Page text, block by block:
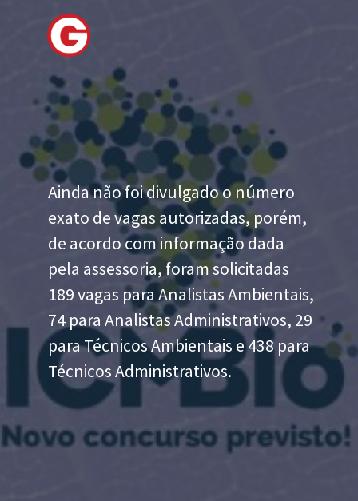
Ainda não foi divulgado o número
exato de vagas autorizadas, porém,
de acordo com informação dada
pela assessoria, foram solicitadas
189 vagas para Analistas Ambientais,
74 para Analistas Administrativos, 29
para Técnicos Ambientais e 438 para
Técnicos Administrativos.